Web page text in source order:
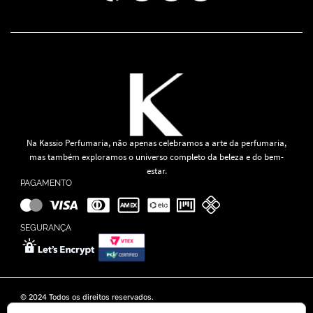
Na Kassio Perfumaria, não apenas celebramos a arte da perfumaria,
mas também exploramos o universo completo da beleza e do bem-
estar.
PAGAMENTO
SEGURANÇA
© 2024 Todos os direitos reservados.